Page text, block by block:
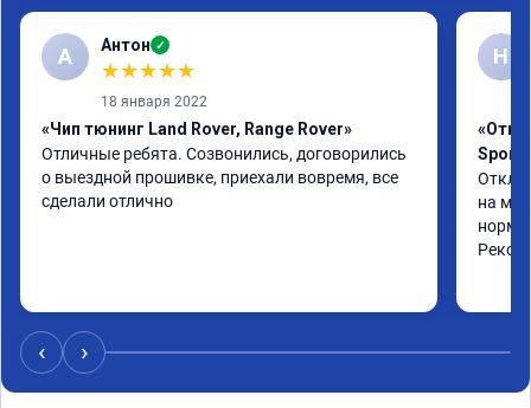
А Антон ✓
★★★★★
18 января 2022
«Чип тюнинг Land Rover, Range Rover»
Отличные ребята. Созвонились, договорились
о выездной прошивке, приехали вовремя, все
сделали отлично
Н
Sport
на
‹ ›